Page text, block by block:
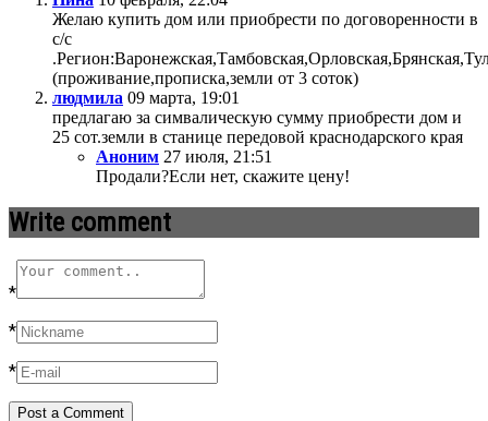
Желаю купить дом или приобрести по договоренности в
с/с
(проживание,прописка,земли от 3 соток)
людмила 09 марта, 19:01
предлагаю за симвалическую сумму приобрести дом и
25 сот.земли в станице передовой краснодарского края
Аноним 27 июля, 21:51
Продали?Если нет, скажите цену!
Write comment
*
*
*